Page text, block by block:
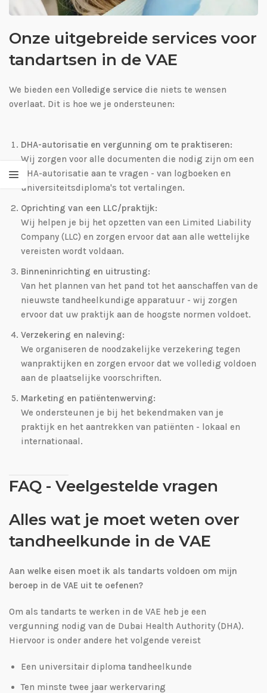
Onze uitgebreide services voor
tandartsen in de VAE
We bieden een Volledige service die niets te wensen
overlaat. Dit is hoe we je ondersteunen:
DHA-autorisatie en vergunning om te praktiseren:
Wij zorgen voor alle documenten die nodig zijn om een
DHA-autorisatie aan te vragen - van logboeken en
universiteitsdiploma's tot vertalingen.
Oprichting van een LLC/praktijk:
Wij helpen je bij het opzetten van een Limited Liability
Company (LLC) en zorgen ervoor dat aan alle wettelijke
vereisten wordt voldaan.
Binneninrichting en uitrusting:
Van het plannen van het pand tot het aanschaffen van de
nieuwste tandheelkundige apparatuur - wij zorgen
ervoor dat uw praktijk aan de hoogste normen voldoet.
Verzekering en naleving:
We organiseren de noodzakelijke verzekering tegen
wanpraktijken en zorgen ervoor dat we volledig voldoen
aan de plaatselijke voorschriften.
Marketing en patiëntenwerving:
We ondersteunen je bij het bekendmaken van je
praktijk en het aantrekken van patiënten - lokaal en
internationaal.
FAQ - Veelgestelde vragen
Alles wat je moet weten over
tandheelkunde in de VAE
Aan welke eisen moet ik als tandarts voldoen om mijn
beroep in de VAE uit te oefenen?
Om als tandarts te werken in de VAE heb je een
vergunning nodig van de Dubai Health Authority (DHA).
Hiervoor is onder andere het volgende vereist
Een universitair diploma tandheelkunde
Ten minste twee jaar werkervaring